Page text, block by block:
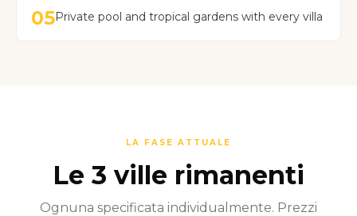
05Private pool and tropical gardens with every villa
LA FASE ATTUALE
Le 3 ville rimanenti
Ognuna specificata individualmente. Prezzi